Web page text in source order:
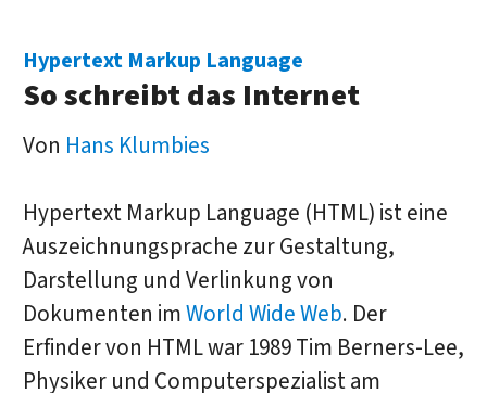
Hypertext Markup Language
So schreibt das Internet
Von Hans Klumbies
Hypertext Markup Language (HTML) ist eine
Auszeichnungsprache zur Gestaltung,
Darstellung und Verlinkung von
Dokumenten imWorld Wide Web. Der
Erfinder von HTML war 1989 Tim Berners-Lee,
Physiker und Computerspezialist am